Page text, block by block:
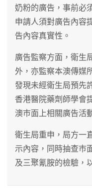
奶粉的廣告，事前必
申請人須對廣告內容
告內容真實性。
廣告監察方面，衛生
外，亦監察本澳傳媒
發現未經衛生局預先
香港醫院藥劑師學會
澳巿面上相關廣告活
衛生局重申，局方一
示內容，同時抽查巿
及三聚氰胺的檢驗，